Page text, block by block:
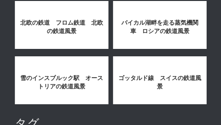
北欧の鉄道 フロム鉄道 北欧
の鉄道風景
バイカル湖畔を走る蒸気機関
車 ロシアの鉄道風景
雪のインスブルック駅 オース
トリアの鉄道風景
ゴッタルド線 スイスの鉄道風
景